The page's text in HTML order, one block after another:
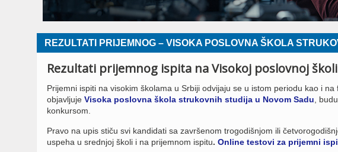
REZULTATI PRIJEMNOG – VISOKA POSLOVNA ŠKOLA
Rezultati prijemnog ispita na Visokoj poslovnoj
Prijemni ispiti na visokim školama u Srbiji odvijaju se u istom periodu kao i
objavljuje Visoka poslovna škola strukovnih studija u Novom Sadu ,
konkursom.
Pravo na upis stiču svi kandidati sa završenom trogodišnjom ili
uspeha u srednjoj školi i na prijemnom ispitu. Online testovi za prijemni